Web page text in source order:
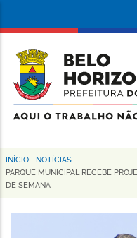
conteúdo
principal
da
Prefeitura
de
Horizonte
Trilha
de
navegação
INÍCIO - NOTÍCIAS -
PARQUE MUNICIPAL RECEBE
DE SEMANA